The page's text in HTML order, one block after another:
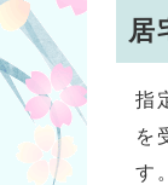
居
指
を
す